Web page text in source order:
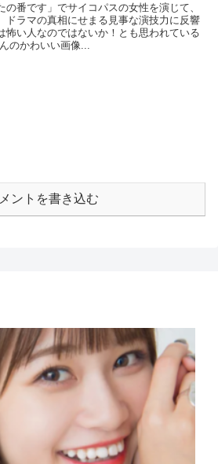
番です」でサイコパスの女性を演じて、
ドラマの真相にせまる見事な演技力に反響
怖い人なのではないか！とも思われている
のかわいい画像...
ントを書き込む